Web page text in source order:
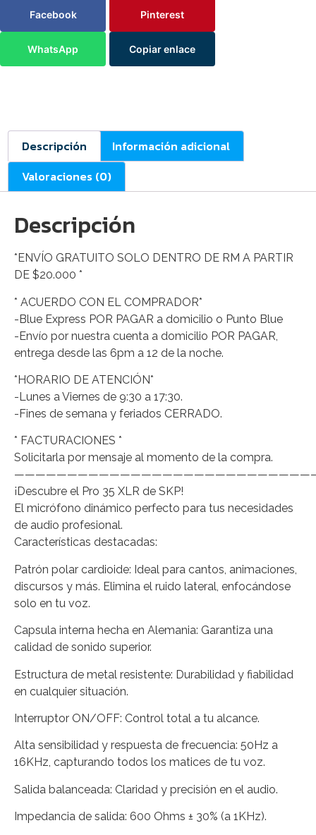
Facebook Pinterest
WhatsApp Copiar enlace
Descripción
Información adicional
Valoraciones (0)
Descripción
*ENVÍO GRATUITO SOLO DENTRO DE RM A PARTIR
DE $20.000 *
* ACUERDO CON EL COMPRADOR*
-Blue Express POR PAGAR a domicilio o Punto Blue
-Envío por nuestra cuenta a domicilio POR PAGAR,
entrega desde las 6pm a 12 de la noche.
*HORARIO DE ATENCIÓN*
-Lunes a Viernes de 9:30 a 17:30.
-Fines de semana y feriados CERRADO.
* FACTURACIONES *
Solicitarla por mensaje al momento de la compra.
¡Descubre el Pro 35 XLR de SKP!
El micrófono dinámico perfecto para tus necesidades
de audio profesional.
Características destacadas:
Patrón polar cardioide: Ideal para cantos, animaciones,
discursos y más. Elimina el ruido lateral, enfocándose
solo en tu voz.
Capsula interna hecha en Alemania: Garantiza una
calidad de sonido superior.
Estructura de metal resistente: Durabilidad y fiabilidad
en cualquier situación.
Interruptor ON/OFF: Control total a tu alcance.
Alta sensibilidad y respuesta de frecuencia: 50Hz a
16KHz, capturando todos los matices de tu voz.
Salida balanceada: Claridad y precisión en el audio.
Impedancia de salida: 600 Ohms ± 30% (a 1KHz).